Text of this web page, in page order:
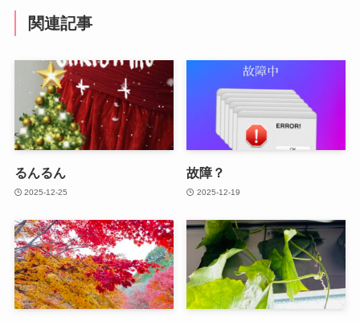
関連記事
るんるん
2025-12-25
故障？
2025-12-19